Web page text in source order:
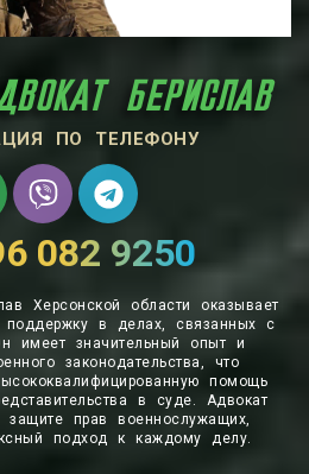
БЕРИСЛАВ
ПО ТЕЛЕФОНУ
082 9250
Херсонской области оказывает
в делах, связанных с
имеет значительный опыт и
законодательства, что
помощь
в суде. Адвокат
защите прав военнослужащих,
подход к каждому делу.